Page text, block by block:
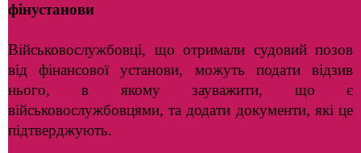
фінустанови
Військовослужбовці, що отримали судовий позов
від фінансової установи, можуть подати відзив
нього, в якому зауважити, що є
військовослужбовцями, та додати документи, які це
підтверджують.